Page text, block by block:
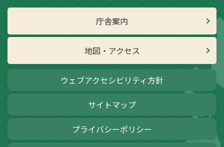
庁舎案内
地図・アクセス
ウェブアクセシビリティ方針
サイトマップ
プライバシーポリシー